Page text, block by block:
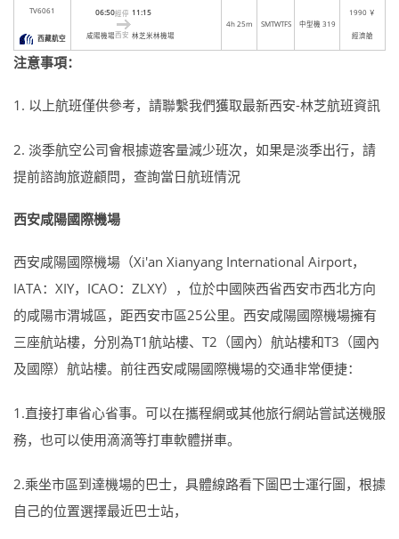
TV6061
西藏航空
06:50
咸陽機場
經停
西安
11:15
林芝米林機場
4h 25m SMTWTFS 中型機 319
1990 ￥
經濟艙
注意事項：
1. 以上航班僅供參考，請聯繫我們獲取最新西安-林芝航班資訊
2. 淡季航空公司會根據遊客量減少班次，如果是淡季出行，請
提前諮詢旅遊顧問，查詢當日航班情況
西安咸陽國際機場
西安咸陽國際機場（Xi'an Xianyang International Airport，
IATA：XIY，ICAO：ZLXY），位於中國陝西省西安市西北方向
的咸陽市渭城區，距西安市區25公里。西安咸陽國際機場擁有
三座航站樓，分別為T1航站樓、T2（國內）航站樓和T3（國內
及國際）航站樓。前往西安咸陽國際機場的交通非常便捷：
1.直接打車省心省事。可以在攜程網或其他旅行網站嘗試送機服
務，也可以使用滴滴等打車軟體拼車。
2.乘坐市區到達機場的巴士，具體線路看下圖巴士運行圖，根據
自己的位置選擇最近巴士站，